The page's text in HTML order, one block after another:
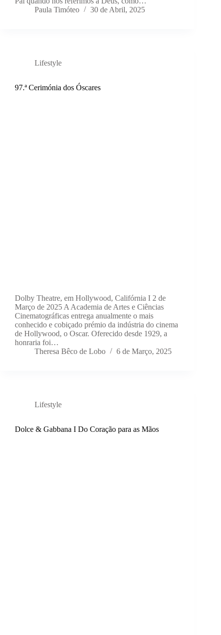
Paula Timóteo
30 de Abril, 2025
Lifestyle
97.ª Cerimónia dos Óscares
Dolby Theatre, em Hollywood, Califórnia I 2 de
Março de 2025 A Academia de Artes e Ciências
Cinematográficas entrega anualmente o mais
conhecido e cobiçado prémio da indústria do cinema
de Hollywood, o Oscar. Oferecido desde 1929, a
honraria foi…
Theresa Bêco de Lobo
6 de Março, 2025
Lifestyle
Dolce & Gabbana I Do Coração para as Mãos